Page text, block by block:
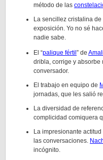
método de las
La sencillez cristalina
exposición. Yo no sé
nadie sabe.
El “palique fértil ” de
dribla, corrige y absorbe
conversador.
El trabajo en equipo de
jornadas, que les salió
La diversidad de
complicidad comiquera
La impresionante
las conversaciones.
incógnito.